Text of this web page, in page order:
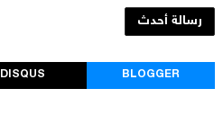
رسالة أحدث
BLOGGER
DISQUS